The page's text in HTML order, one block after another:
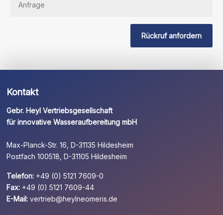
Sie
Rückruf anfordern
Kontakt
Gebr. Heyl Vertriebsgesellschaft
für innovative Wasseraufbereitung mbH
Max-Planck-Str. 16, D-31135 Hildesheim
Postfach 100518, D-31105 Hildesheim
Telefon: +49 (0) 5121 7609-0
Fax: +49 (0) 5121 7609-44
E-Mail: vertrieb@heylneomeris.de